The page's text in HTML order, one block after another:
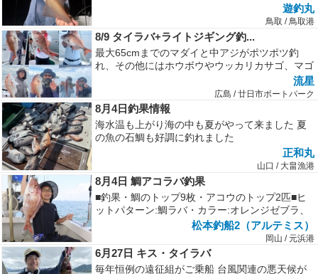
遊釣丸
鳥取 / 鳥取港
8/9 タイラバ+ライトジギング釣...
最大65cmまでのマダイと中アジがポツポツ釣
れ、その他にはホウボウやウッカリカサゴ、マゴ
流星
広島 / 廿日市ボートパーク
8月4日釣果情報
海水温も上がり海の中も夏がやって来ました 夏
の魚の石鯛も好調に釣れました
正和丸
山口 / 大畠漁港
8月4日 鯛アコラバ釣果
■釣果・鯛のトップ9枚・アコウのトップ2匹■ヒ
ットパターン:鯛ラバ・カラー:オレンジゼブラ、
ピンク・形:マジカーリー、マ...松本釣船2（アルテミス）
岡山 / 元浜港
6月27日 キス・タイラバ
毎年恒例の遠征組がご乗船 台風関連の悪天候が